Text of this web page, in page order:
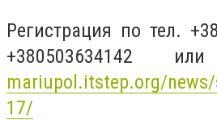
Регистрация по тел.
+380503634142
mariupol.itstep.org/
17/